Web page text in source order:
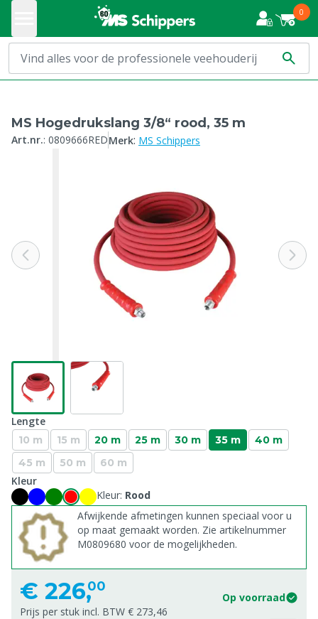
0
MS Hogedrukslang 3/8“ rood, 35 m
Art.nr.: 0809666REDMerk: MS Schippers
Lengte
10 m 15 m 20 m 25 m 30 m 35 m
40 m
45 m
50 m 60 m
Kleur
Kleur: Rood
Afwijkende afmetingen kunnen speciaal voor u
op maat gemaakt worden. Zie artikelnummer
M0809680 voor de mogelijkheden.
€ 226,00
Op voorraad
Prijs per stuk incl. BTW € 273,46